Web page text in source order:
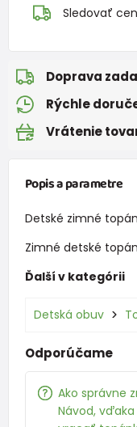
Sledovať
Doprava
Rýchle
Vrátenie
Popis a parametre
Detské zimné
Zimné detské
Ďalší v kategórii
Detská obuv
Odporúčame
Ako správne
Návod,